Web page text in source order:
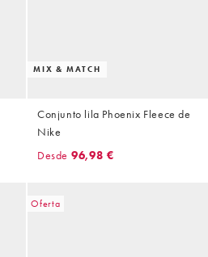
MIX & MATCH
Conjunto lila Phoenix Fleece de
Nike
Desde 96,98 €
Oferta